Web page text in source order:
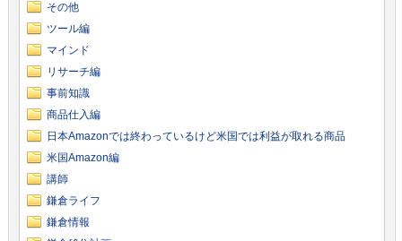
その他
ツール編
マインド
リサーチ編
事前知識
商品仕入編
日本Amazonでは終わっているけど米国では利益が取れる商品
米国Amazon編
講師
鎌倉ライフ
鎌倉情報